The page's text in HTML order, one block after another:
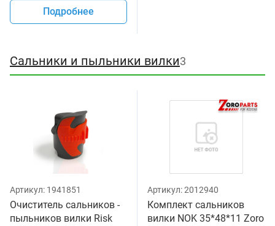
Подробнее
Сальники и пыльники вилки3
Артикул: 1941851
Очиститель сальников -
пыльников вилки Risk
Артикул:2012940
Комплект сальников
вилки NOK 35*48*11 Zoro